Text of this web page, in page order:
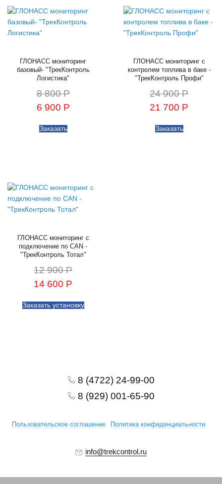
ГЛОНАСС мониторинг
базовый- "ТрекКонтроль
Логистика"
8 800 Р
6 900 Р
Заказать
ГЛОНАСС мониторинг с
контролем топлива в баке -
"ТрекКонтроль Профи"
24 900 Р
21 700 Р
Заказать
ГЛОНАСС мониторинг с
подключение по CAN -
"ТрекКонтроль Тотал"
12 900 Р
14 600 Р
Заказать установку
8 (4722) 24-99-00
8 (929) 001-65-90
Пользовательское соглашение Политика конфиденциальности
info@trekcontrol.ru